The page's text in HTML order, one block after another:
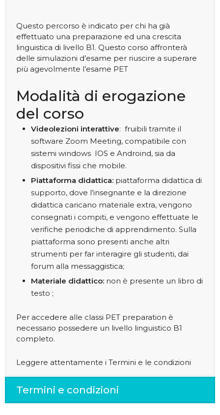
Questo percorso è indicato per chi ha già
effettuato una preparazione ed una crescita
linguistica di livello B1. Questo corso affronterà
delle simulazioni d’esame per riuscire a superare
più agevolmente l’esame PET
Modalità di erogazione
del corso
Videolezioni interattive: fruibili tramite il
software Zoom Meeting, compatibile con
sistemi windows IOS e Androind, sia da
dispositivi fissi che mobile.
Piattaforma didattica: piattaforma didattica di
supporto, dove l’insegnante e la direzione
didattica caricano materiale extra, vengono
consegnati i compiti, e vengono effettuate le
verifiche periodiche di apprendimento. Sulla
piattaforma sono presenti anche altri
strumenti per far interagire gli studenti, dai
forum alla messaggistica;
Materiale didattico: non è presente un libro di
testo ;
Per accedere alle classi PET preparation è
necessario possedere un livello linguistico B1
completo.
Leggere attentamente i Termini e le condizioni
Termini e condizioni